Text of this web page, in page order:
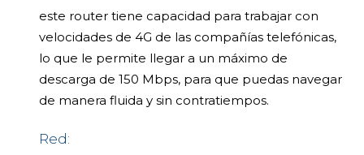
este router tiene capacidad para trabajar con
velocidades de 4G de las compañías telefónicas,
lo que le permite llegar a un máximo de
descarga de 150 Mbps, para que puedas navegar
de manera fluida y sin contratiempos.
Red: